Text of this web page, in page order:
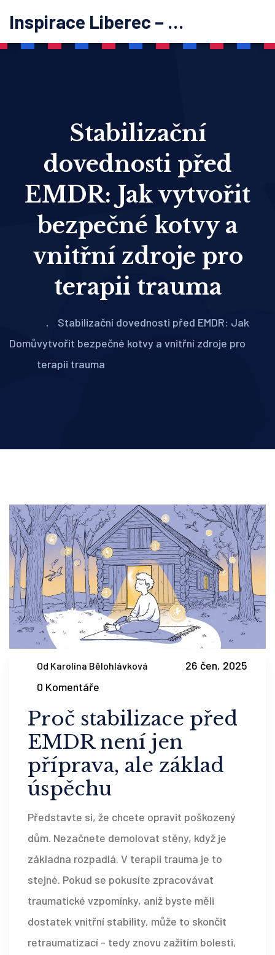
Inspirace Liberec – psychoterapie
Stabilizační
dovednosti před
EMDR: Jak vytvořit
bezpečné kotvy a
vnitřní zdroje pro
terapii trauma
Domů
Stabilizační dovednosti před EMDR: Jak
vytvořit bezpečné kotvy a vnitřní zdroje pro
terapii trauma
Od Karolína Bělohlávková
26 čen, 2025
0 Komentáře
Proč stabilizace před
EMDR není jen
příprava, ale základ
úspěchu
Představte si, že chcete opravit poškozený
dům. Nezačnete demolovat stěny, když je
základna rozpadlá. V terapii trauma je to
stejné. Pokud se pokusíte zpracovávat
traumatické vzpomínky, aniž byste měli
dostatek vnitřní stability, může to skončit
retraumatizací - tedy znovu zažitím bolesti,